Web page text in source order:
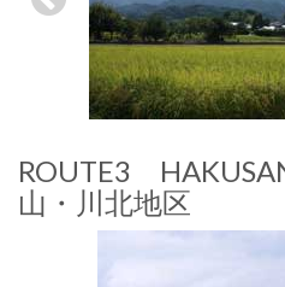
ROUTE3
山・川北地区